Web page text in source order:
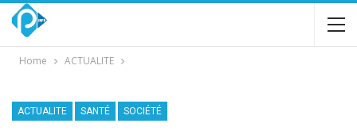
Home ACTUALITE
ACTUALITE SANTÉ SOCIÉTÉ